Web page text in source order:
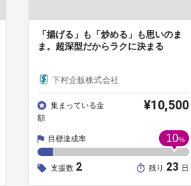
「揚げる」も「炒める」も思いのま
ま。超深型だからラクに決まる
下村企販株式会社
集まっている金
額
¥10,500
目標達成率 10%
支援数 2 残り 23 日